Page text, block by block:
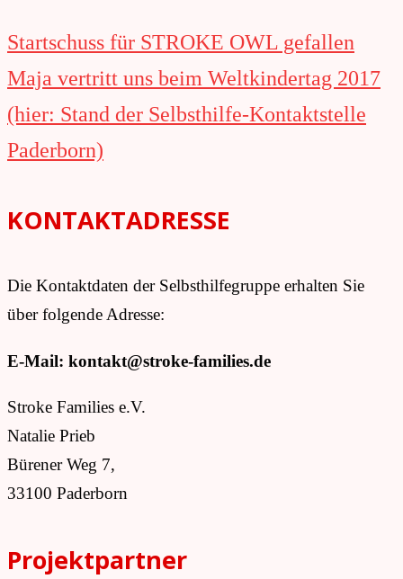
Navigation
innerhalb
eines
Beitrags
Startschuss für STROKE OWL gefallen
Maja vertritt uns beim Weltkindertag 2017
(hier: Stand der Selbsthilfe-Kontaktstelle
Paderborn)
KONTAKTADRESSE
Die Kontaktdaten der Selbsthilfegruppe erhalten Sie
über folgende Adresse:
E-Mail: kontakt@stroke-families.de
Stroke Families e.V.
Natalie Prieb
Bürener Weg 7,
33100 Paderborn
Projektpartner